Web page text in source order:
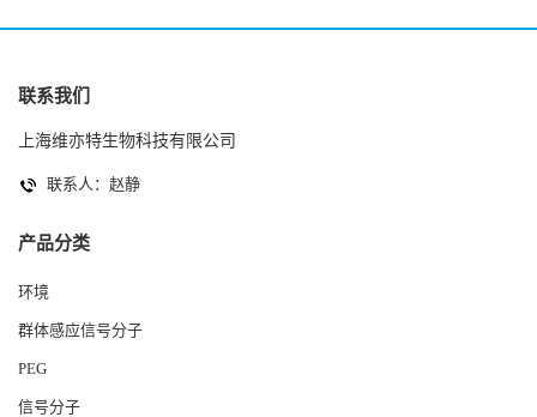
联系我们
上海维亦特生物科技有限公司
联系人：赵静
产品分类
环境
群体感应信号分子
PEG
信号分子